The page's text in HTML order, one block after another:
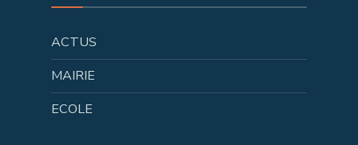
ACTUS
MAIRIE
ECOLE